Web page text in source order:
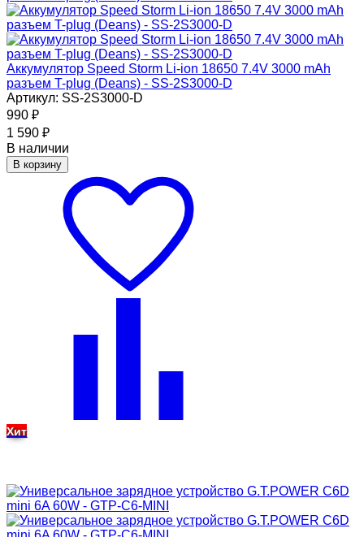
Аккумулятор Speed Storm Li-ion 18650 7.4V 3000 mAh
разъем T-plug (Deans) - SS-2S3000-D
Артикул: SS-2S3000-D
990 ₽
1 590 ₽
В наличии
В корзину
Хит